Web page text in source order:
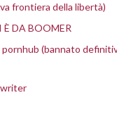
frontiera della libertà)
DA BOOMER
pornhub (bannato